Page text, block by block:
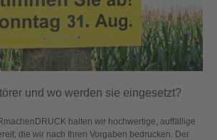
und wo werden sie eingesetzt?
halten wir hochwertige, auffällige
die wir nach Ihren Vorgaben bedrucken. Der